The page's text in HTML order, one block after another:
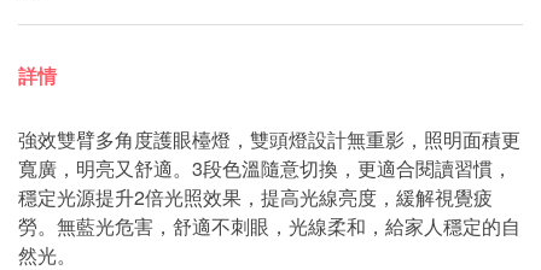
詳情
強效雙臂多角度護眼檯燈，雙頭燈設計無重影，照明面積更
寬廣，明亮又舒適。 3段色溫隨意切換，更適合閱讀習慣，
穩定光源提升2倍光照效果，提高光線亮度，緩解視覺疲
勞。無藍光危害，舒適不刺眼，光線柔和，給家人穩定的自
然光。